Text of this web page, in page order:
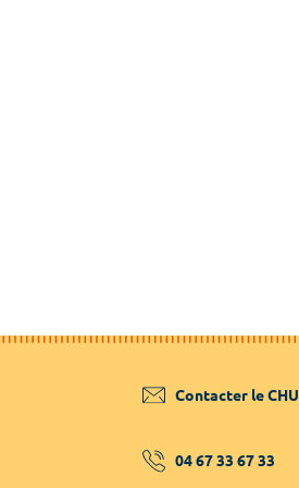
Contacter le CHU
04 67 33 67 33